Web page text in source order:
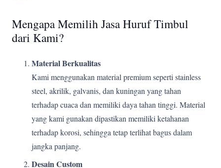
Mengapa Memilih Jasa Huruf Timbul
dari Kami?
Material Berkualitas
Kami menggunakan material premium seperti stainless
steel, akrilik, galvanis, dan kuningan yang tahan
terhadap cuaca dan memiliki daya tahan tinggi. Material
yang kami gunakan dipastikan memiliki ketahanan
terhadap korosi, sehingga tetap terlihat bagus dalam
jangka panjang.
Desain Custom